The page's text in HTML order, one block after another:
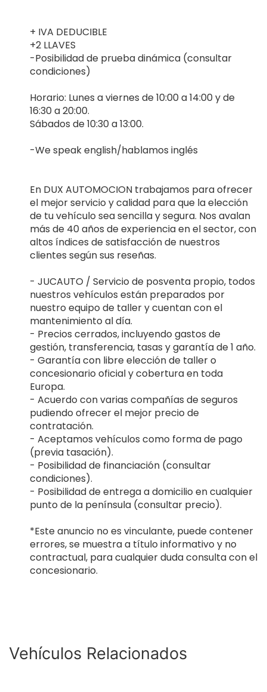
+ IVA DEDUCIBLE
+2 LLAVES
-Posibilidad de prueba dinámica (consultar
condiciones)
Horario: Lunes a viernes de 10:00 a 14:00 y de
16:30 a 20:00.
Sábados de 10:30 a 13:00.
-We speak english/hablamos inglés
En DUX AUTOMOCION trabajamos para ofrecer
el mejor servicio y calidad para que la elección
de tu vehículo sea sencilla y segura. Nos avalan
más de 40 años de experiencia en el sector, con
altos índices de satisfacción de nuestros
clientes según sus reseñas.
- JUCAUTO / Servicio de posventa propio, todos
nuestros vehículos están preparados por
nuestro equipo de taller y cuentan con el
mantenimiento al día.
- Precios cerrados, incluyendo gastos de
gestión, transferencia, tasas y garantía de 1 año.
- Garantía con libre elección de taller o
concesionario oficial y cobertura en toda
Europa.
- Acuerdo con varias compañías de seguros
pudiendo ofrecer el mejor precio de
contratación.
- Aceptamos vehículos como forma de pago
(previa tasación).
- Posibilidad de financiación (consultar
condiciones).
- Posibilidad de entrega a domicilio en cualquier
punto de la península (consultar precio).
*Este anuncio no es vinculante, puede contener
errores, se muestra a título informativo y no
contractual, para cualquier duda consulta con el
concesionario.
Vehículos Relacionados